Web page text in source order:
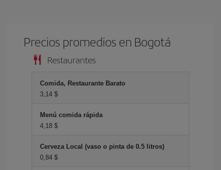
Precios promedios en Bogotá
Restaurantes
Comida, Restaurante Barato
3,14 $
Menú comida rápida
4,18 $
Cerveza Local (vaso o pinta de 0.5 litros)
0,84 $